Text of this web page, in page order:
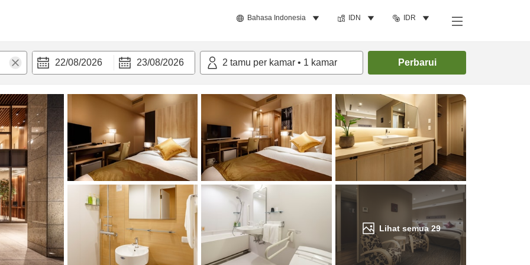
Bahasa Indonesia IDN IDR
22/08/2026 23/08/2026 2 tamu per kamar • 1 kamar Perbarui
Lihat semua29
Cari kamar